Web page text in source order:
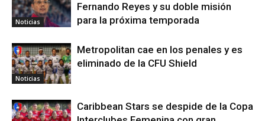
Noticias
Fernando Reyes y su doble misión
para la próxima temporada
Noticias
Metropolitan cae en los penales y es
eliminado de la CFU Shield
Caribbean Stars se despide de la Copa